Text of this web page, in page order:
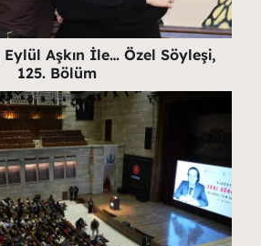
Eylül Aşkın İle… Özel Söyleşi,
125. Bölüm